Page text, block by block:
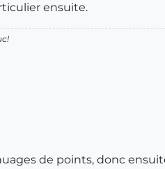
ensuite.
de points, donc